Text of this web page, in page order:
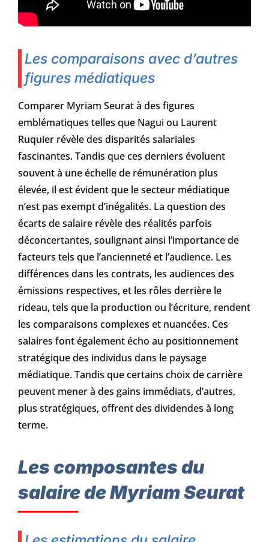
Les comparaisons avec d’autres
figures médiatiques
Comparer Myriam Seurat à des figures
emblématiques telles que Nagui ou Laurent
Ruquier révèle des disparités salariales
fascinantes. Tandis que ces derniers évoluent
souvent à une échelle de rémunération plus
élevée, il est évident que le secteur médiatique
n’est pas exempt d’inégalités. La question des
écarts de salaire révèle des réalités parfois
déconcertantes, soulignant ainsi l’importance de
facteurs tels que l’ancienneté et l’audience. Les
différences dans les contrats, les audiences des
émissions respectives, et les rôles derrière le
rideau, tels que la production ou l’écriture, rendent
les comparaisons complexes et nuancées. Ces
salaires font également écho au positionnement
stratégique des individus dans le paysage
médiatique. Tandis que certains choix de carrière
peuvent mener à des gains immédiats, d’autres,
plus stratégiques, offrent des dividendes à long
terme.
Les composantes du
salaire de Myriam Seurat